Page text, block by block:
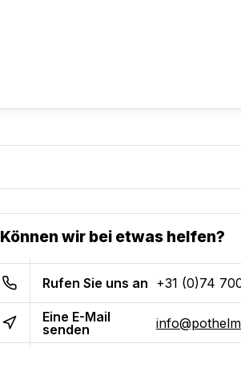
Können wir bei etwas helfen?
Rufen Sie uns an +31 (0)74
Eine E-Mail
senden